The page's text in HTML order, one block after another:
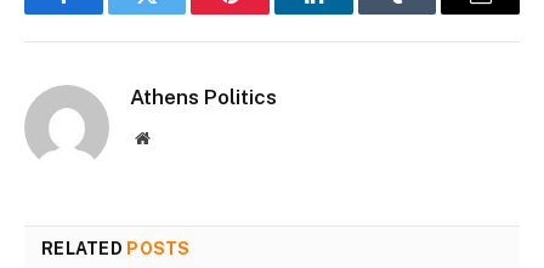
FacebookTwitter Pinterest LinkedInTumblr Email
Athens Politics
Website
RELATED POSTS